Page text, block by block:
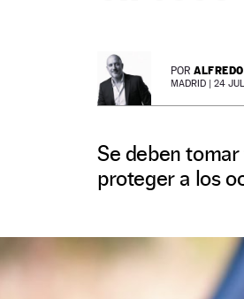
POR
MADRID | 24
Se deben
proteger a los